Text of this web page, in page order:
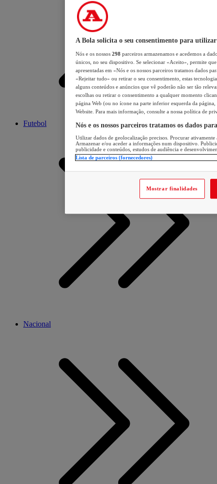
Futebol
Nacional
A Bola solicita o seu consentimento para utilizar
Nós e os nossos 298 parceiros armazenamos e acedemos a
únicos, no seu dispositivo. Se selecionar «Aceito», permite
apresentadas em «Nós e os nossos parceiros tratamos dados
«Rejeitar tudo» ou retirar o seu consentimento, estas
alguns conteúdos e anúncios que vê poderão não ser tão
escolhas ou retirar o consentimento a qualquer momento
página Web (ou no ícone na parte inferior esquerda da página,
Website. Para mais informação, consulte a nossa política de
Nós e os nossos parceiros tratamos os dados
Utilizar dados de geolocalização precisos. Procurar
Armazenar e/ou aceder a informações num dispositivo.
publicidade e conteúdos, estudos de audiência e
Lista de parceiros (fornecedores)
Mostrar finalidades